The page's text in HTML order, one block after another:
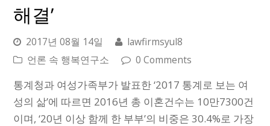
해결’
2017년 08월 14일
lawfirmsyul8
언론 속 행복연구소
0 Comments
통계청과 여성가족부가 발표한 ‘2017 통계로 보는 여
성의 삶’에 따르면 2016년 총 이혼건수는 10만7300건
이며, ‘20년 이상 함께 한 부부’의 비중은 30.4%로 가장